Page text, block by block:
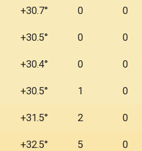
+30.7 0 0
+30.5 0 0
+30.4 0 0
+30.5 1 0
+31.5 2 0
+32.5 5 0